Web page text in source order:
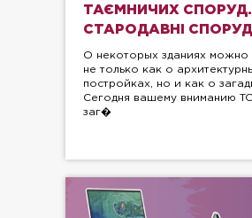
ТАЄМНИЧИХ СПОРУД.
СТАРОДАВНІ
О некоторых зданиях можно
не только как о
постройках, но и как о
Сегодня вашему вниманию
заг�